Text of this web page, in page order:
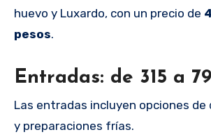
huevo y Luxardo, con un precio de
pesos.
Entradas: de 315 a
Las entradas incluyen opciones de
y preparaciones frías.